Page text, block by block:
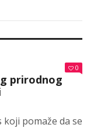
0
prirodnog
pomaže da se